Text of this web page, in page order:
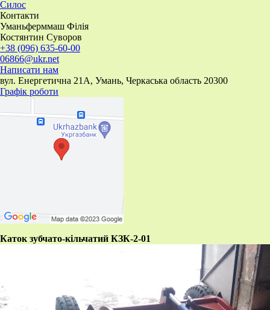
Силос
Контакти
Уманьферммаш Філія
Костянтин Суворов
+38 (096) 635-60-00
06866@ukr.net
Написати нам
вул. Енергетична 21А, Умань, Черкаська область 20300
Графік роботи
Каток зубчато-кільчатий КЗК-2-01